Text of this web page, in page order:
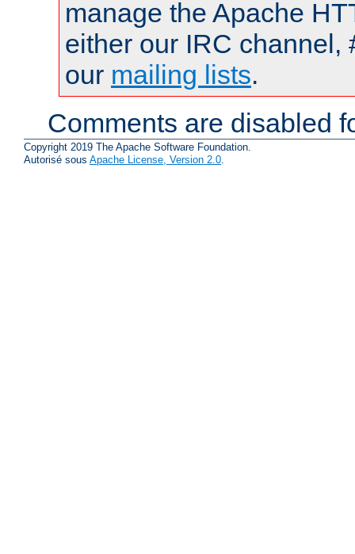
manage the Apache
either our IRC channel,
our mailing lists.
Comments are disabled
Copyright 2019 The Apache Software Foundation.
Autorisé sous Apache License, Version 2.0.